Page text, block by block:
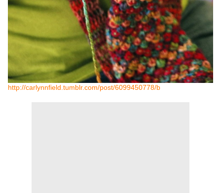
http://carlynnfield.tumblr.com/post/6099450778/b